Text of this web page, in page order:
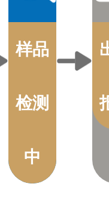
样品
检测
中